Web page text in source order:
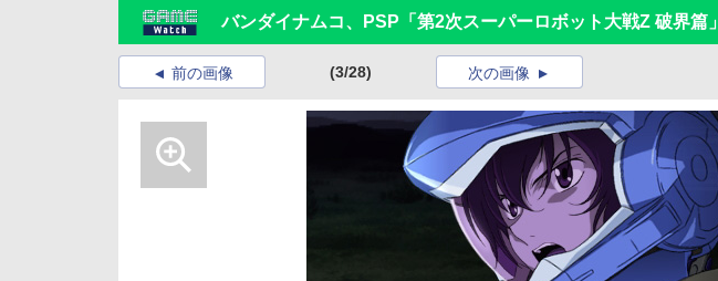
バンダイナムコ、PSP「第2次スーパーロボット大戦Z 破界篇」
前の画像 (3/28) 次の画像